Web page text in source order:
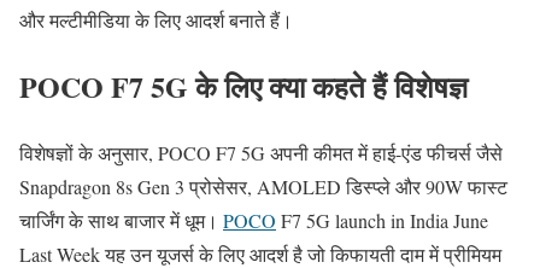
और मल्टीमीडिया के लिए आदर्श बनाते हैं।
POCO F7 5G के लिए क्या कहते हैं विशेषज्ञ
विशेषज्ञों के अनुसार, POCO F7 5G अपनी कीमत में हाई-एंड फीचर्स जैसे
Snapdragon 8s Gen 3 प्रोसेसर, AMOLED डिस्प्ले और 90W फास्ट
चार्जिंग के साथ बाजार में धूम। POCO F7 5G launch in India June
Last Week यह उन यूजर्स के लिए आदर्श है जो किफायती दाम में प्रीमियम